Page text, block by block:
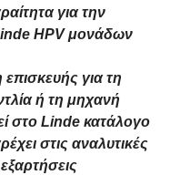
για την
HPV μονάδων
για τη
ή τη μηχανή
στο Linde κατάλογο
στις αναλυτικές